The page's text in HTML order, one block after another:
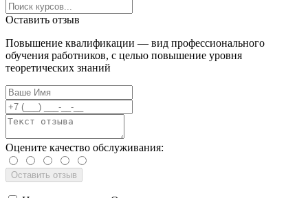
Оставить отзыв
Повышение квалификации — вид профессионального
обучения работников, с целью повышение уровня
теоретических знаний
Оцените качество обслуживания: